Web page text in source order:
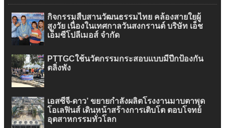
กิจกรรมสืบสานวัฒนธรรมไทย คล้องสายใยผู้
สูงวัย เนื่องในเทศกาลวันสงกรานต์ บริษัท เอ็ช
เอ็มซีโปลีเมอส์ จำกัด
PTTGCใช้นวัตกรรมกระสอบแบบมีปีกป้องกัน
ตลิ่งพัง
เอสซีจี-ดาว’ ขยายกำลังผลิตโรงงานมาบตาพุด
โอเลฟินส์ เดินหน้าสร้างการเติบโต ตอบโจทย์
อุตสาหกรรมทั่วโลก